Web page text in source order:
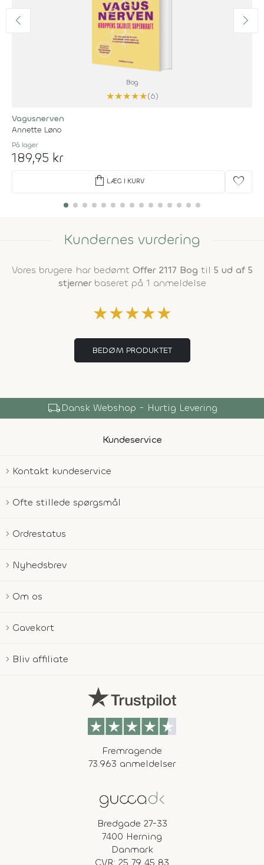
Bog
★★★★★(6)
Vagusnerven
Annette Løno
På lager
189,95 kr
shopping_bag LÆG I KURV favorite
Kundernes vurdering
Vores brugere har bedømt Offer 2117 Bog til 5 ud af 5
stjernerbaseret på 1 anmeldelse
★★★★★
BEDØM PRODUKTET
local_shippingDansk Webshop - Hurtig Levering
Kundeservice
Kontakt kundeservice
Ofte stillede spørgsmål
Ordrestatus
Nyhedsbrev
Om os
Gavekort
Bliv affiliate
Fremragende
73.963 anmeldelser
Bredgade 27-33
7400 Herning
Danmark
CVR: 25 79 45 83